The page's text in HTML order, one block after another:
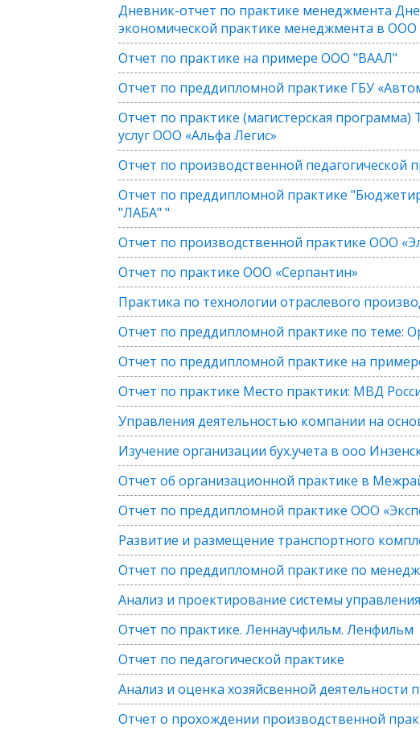
Дневник-отчет по практике менеджмента
экономической практике менеджмента в ООО
Отчет по практике на примере ООО "ВААЛ"
Отчет по преддипломной практике ГБУ
Отчет по практике (магистерская
услуг ООО «Альфа Легис»
Отчет по производственной
Отчет по преддипломной практике
"ЛАБА" "
Отчет по производственной практике ООО
Отчет по практике ООО «Серпантин»
Практика по технологии отраслевого
Отчет по преддипломной практике по теме:
Отчет по преддипломной практике на
Отчет по практике Место практики: МВД
Управления деятельностью компании на
Изучение организации бух.учета в ооо
Отчет об организационной практике в
Отчет по преддипломной практике ООО
Развитие и размещение транспортного
Отчет по преддипломной практике по
Анализ и проектирование системы
Отчет по практике. Леннаучфильм. Ленфильм
Отчет по педагогической практике
Анализ и оценка хозяйсвенной
Отчет о прохождении производственной